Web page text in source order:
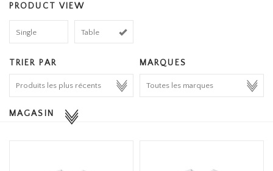
ACCESSOIRES
HOMEWARE
PRODUCT VIEW
Single Table
TRIER PAR MARQUES
MAGASIN